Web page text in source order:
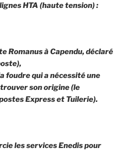
HTA (haute tension) :
Romanus à Capendu, déclaré
foudre qui a nécessité une
son origine (le
Express et Tuilerie).
les services Enedis pour